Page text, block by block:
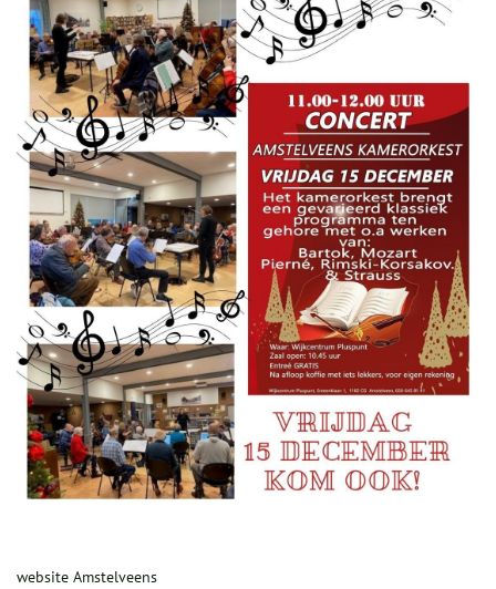
website Amstelveens